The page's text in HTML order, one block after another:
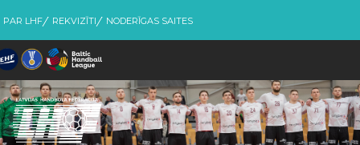
PAR LHF REKVIZĪTI NODERĪGAS SAITES